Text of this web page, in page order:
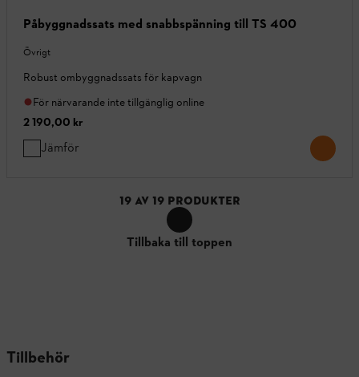
Påbyggnadssats med snabbspänning till TS 400
Övrigt
Robust ombyggnadssats för kapvagn
För närvarande inte tillgänglig online
2 190,00 kr
Jämför
19 AV 19 PRODUKTER
Tillbaka till toppen
Tillbehör